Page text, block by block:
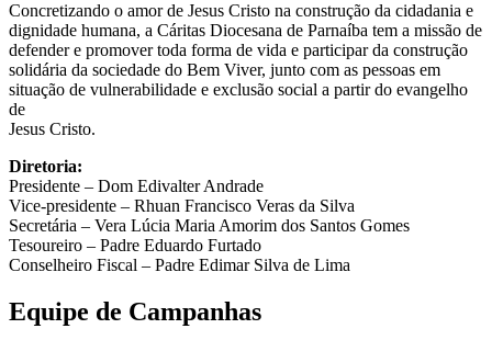
Concretizando o amor de Jesus Cristo na construção da cidadania e
dignidade humana, a Cáritas Diocesana de Parnaíba tem a missão de
defender e promover toda forma de vida e participar da construção
solidária da sociedade do Bem Viver, junto com as pessoas em
situação de vulnerabilidade e exclusão social a partir do evangelho
de
Jesus Cristo.
Diretoria:
Presidente – Dom Edivalter Andrade
Vice-presidente – Rhuan Francisco Veras da Silva
Secretária – Vera Lúcia Maria Amorim dos Santos Gomes
Tesoureiro – Padre Eduardo Furtado
Conselheiro Fiscal – Padre Edimar Silva de Lima
Equipe de Campanhas